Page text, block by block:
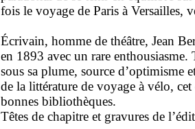
fois le voyage de Paris à Versailles,
Écrivain, homme de théâtre, Jean
en 1893 avec un rare
sous sa plume, source d’optimisme
de la littérature de voyage à vélo,
bonnes bibliothèques.
Têtes de chapitre et gravures de